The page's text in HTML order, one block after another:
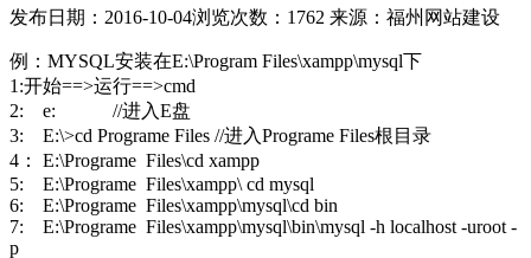
发布日期：2016-10-04浏览次数：1762 来源：福州网站建设
例：MYSQL安装在E:\Program Files\xampp\mysql下
1:开始==>运行==>cmd
2: e: //进入E盘
3: E:\>cd Programe Files //进入Programe Files根目录
4： E:\Programe Files\cd xampp
5: E:\Programe Files\xampp\ cd mysql
6: E:\Programe Files\xampp\mysql\cd bin
7: E:\Programe Files\xampp\mysql\bin\mysql -h localhost -uroot -
p